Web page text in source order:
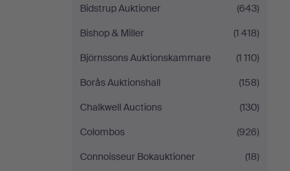
Bidstrup Auktioner
(643)
Bishop & Miller
(1 418)
Björnssons Auktionskammare
(1 110)
Borås Auktionshall
(158)
Chalkwell Auctions
(130)
Colombos
(926)
Connoisseur Bokauktioner
(18)